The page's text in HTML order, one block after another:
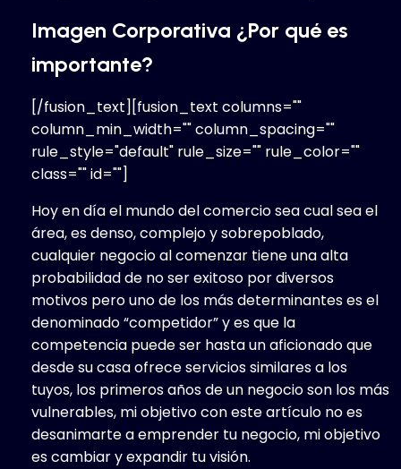
Imagen Corporativa ¿Por qué es
importante?
[/fusion_text][fusion_text columns=""
column_min_width="" column_spacing=""
rule_style="default" rule_size="" rule_color=""
class="" id=""]
Hoy en día el mundo del comercio sea cual sea el
área, es denso, complejo y sobrepoblado,
cualquier negocio al comenzar tiene una alta
probabilidad de no ser exitoso por diversos
motivos pero uno de los más determinantes es el
denominado “competidor” y es que la
competencia puede ser hasta un aficionado que
desde su casa ofrece servicios similares a los
tuyos, los primeros años de un negocio son los más
vulnerables, mi objetivo con este artículo no es
desanimarte a emprender tu negocio, mi objetivo
es cambiar y expandir tu visión.